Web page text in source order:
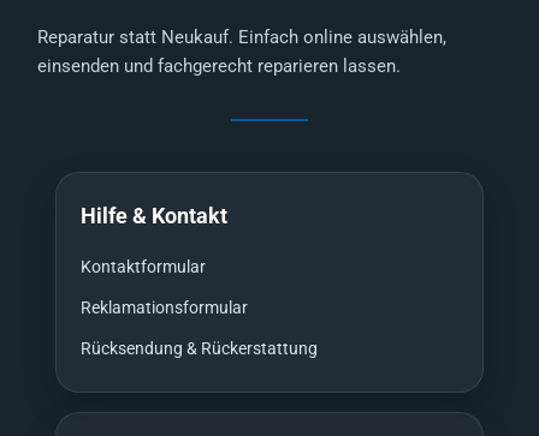
Reparatur statt Neukauf. Einfach online auswählen,
einsenden und fachgerecht reparieren lassen.
Hilfe & Kontakt
Kontaktformular
Reklamationsformular
Rücksendung & Rückerstattung